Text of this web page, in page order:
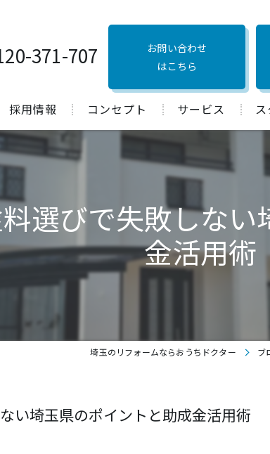
371-707
お問い合わせ
はこちら
採用情報 コンセプト サービス
選びで失敗しな
金活用術
埼玉のリフォームならおうちドクター ブ
い埼玉県のポイントと助成金活用術